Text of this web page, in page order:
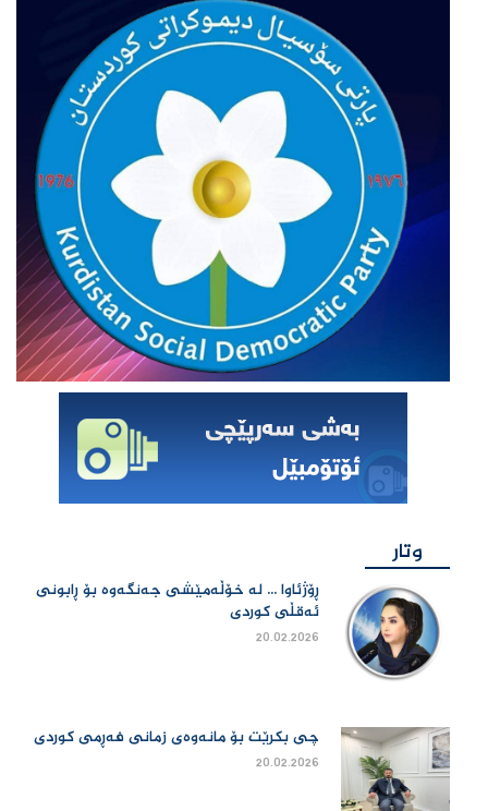
وتار
ڕۆژئاوا ... لە خۆڵەمێشی جەنگەوە بۆ ڕابونی
ئەقڵی کوردی
20.02.2026
چی بكرێت بۆ مانەوەی زمانی فەڕمی كوردی
20.02.2026